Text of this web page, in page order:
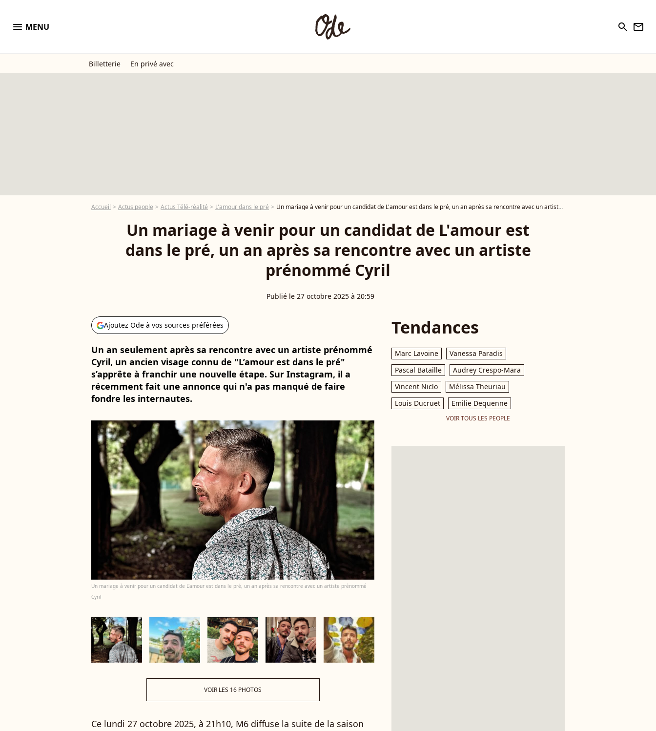
menu MENU search newsletter
Billetterie En privé avec
Accueil Actus people Actus Télé-réalité L'amour dans le pré Un mariage à venir pour un candidat de L'amour est dans le pré, un an après sa rencontre avec un artiste prénommé Cyril
Un mariage à venir pour un candidat de L'amour est
dans le pré, un an après sa rencontre avec un artiste
prénommé Cyril
Publié le 27 octobre 2025 à 20:59
Ajoutez Ode à vos sources préférées
Un an seulement après sa rencontre avec un artiste prénommé
Cyril, un ancien visage connu de "L’amour est dans le pré"
s’apprête à franchir une nouvelle étape. Sur Instagram, il a
récemment fait une annonce qui n'a pas manqué de faire
fondre les internautes.
Un mariage à venir pour un candidat de L'amour est dans le pré, un an après sa rencontre avec un artiste prénommé
Cyril
VOIR LES 16 PHOTOS
Ce lundi 27 octobre 2025, à 21h10, M6 diffuse la suite de la saison
Tendances
Marc Lavoine
Vanessa Paradis
Pascal Bataille
Audrey Crespo-Mara
Vincent Niclo
Mélissa Theuriau
Louis Ducruet
Emilie Dequenne
VOIR TOUS LES PEOPLE